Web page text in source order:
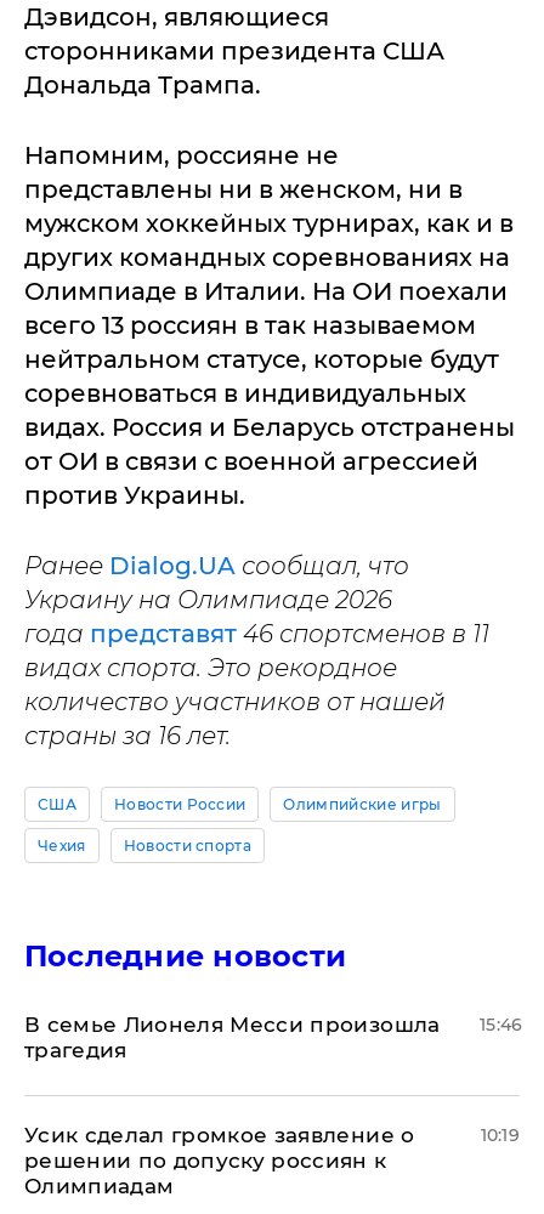
Дэвидсон, являющиеся
сторонниками президента США
Дональда Трампа.
Напомним, россияне не
представлены ни в женском, ни в
мужском хоккейных турнирах, как и в
других командных соревнованиях на
Олимпиаде в Италии. На ОИ поехали
всего 13 россиян в так называемом
нейтральном статусе, которые будут
соревноваться в индивидуальных
видах. Россия и Беларусь отстранены
от ОИ в связи с военной агрессией
против Украины.
Ранее Dialog.UA сообщал, что
Украину на Олимпиаде 2026
года представят 46 спортсменов в 11
видах спорта. Это рекордное
количество участников от нашей
страны за 16 лет.
США Новости России Олимпийские игры
Чехия Новости спорта
Последние новости
В семье Лионеля Месси произошла
трагедия
15:46
Усик сделал громкое заявление о
решении по допуску россиян к
Олимпиадам
10:19